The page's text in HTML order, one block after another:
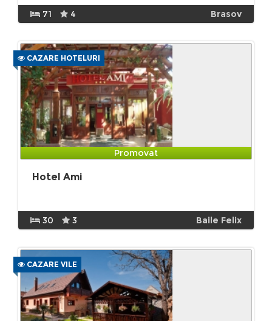
71 4 Brasov
CAZARE HOTELURI
Promovat
Hotel Ami
30 3 Baile Felix
CAZARE VILE